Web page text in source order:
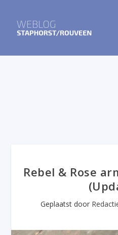
Rebel & Rose
Geplaatst door